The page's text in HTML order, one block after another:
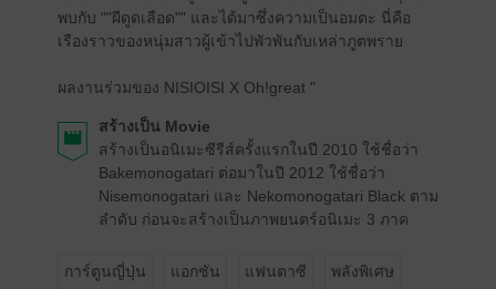
พบกับ ""ผีดูดเลือด"" และได้มาซึ่งความเป็นอมตะ นี่คือ
เรืองราวของหนุ่มสาวผู้เข้าไปพัวพันกับเหล่าภูตพราย
ผลงานร่วมของ NISIOISI X Oh!great "
สร้างเป็น Movie
สร้างเป็นอนิเมะซีรีส์ครั้งแรกในปี 2010 ใช้ชื่อว่า
Bakemonogatari ต่อมาในปี 2012 ใช้ชื่อว่า
Nisemonogatari และ Nekomonogatari Black ตาม
ลำดับ ก่อนจะสร้างเป็นภาพยนตร์อนิเมะ 3 ภาค
การ์ตูนญี่ปุ่น แอกชัน แฟนตาซี พลังพิเศษ